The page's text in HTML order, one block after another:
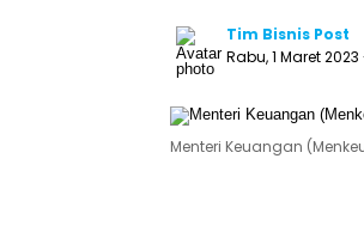
Tim Bisnis Post
Rabu, 1 Maret 2023
Menteri Keuangan